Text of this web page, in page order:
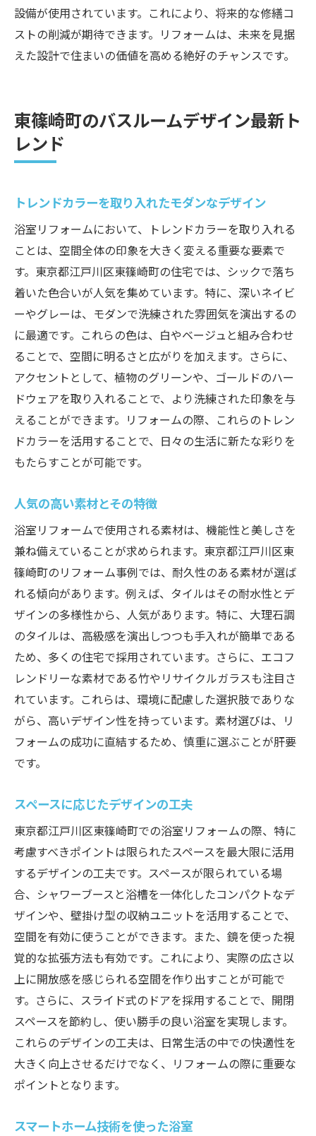
長期的な投資としての設備選び
設備が使用されています。これにより、将来的な修繕コ
ストの削減が期待できます。リフォームは、未来を見据
えた設計で住まいの価値を高める絶好のチャンスです。
東篠崎町のバスルームデザイン最新ト
レンド
トレンドカラーを取り入れたモダンなデザイン
浴室リフォームにおいて、トレンドカラーを取り入れる
ことは、空間全体の印象を大きく変える重要な要素で
す。東京都江戸川区東篠崎町の住宅では、シックで落ち
着いた色合いが人気を集めています。特に、深いネイビ
ーやグレーは、モダンで洗練された雰囲気を演出するの
に最適です。これらの色は、白やベージュと組み合わせ
ることで、空間に明るさと広がりを加えます。さらに、
アクセントとして、植物のグリーンや、ゴールドのハー
ドウェアを取り入れることで、より洗練された印象を与
えることができます。リフォームの際、これらのトレン
ドカラーを活用することで、日々の生活に新たな彩りを
もたらすことが可能です。
人気の高い素材とその特徴
浴室リフォームで使用される素材は、機能性と美しさを
兼ね備えていることが求められます。東京都江戸川区東
篠崎町のリフォーム事例では、耐久性のある素材が選ば
れる傾向があります。例えば、タイルはその耐水性とデ
ザインの多様性から、人気があります。特に、大理石調
のタイルは、高級感を演出しつつも手入れが簡単である
ため、多くの住宅で採用されています。さらに、エコフ
レンドリーな素材である竹やリサイクルガラスも注目さ
れています。これらは、環境に配慮した選択肢でありな
がら、高いデザイン性を持っています。素材選びは、リ
フォームの成功に直結するため、慎重に選ぶことが肝要
です。
スペースに応じたデザインの工夫
東京都江戸川区東篠崎町での浴室リフォームの際、特に
考慮すべきポイントは限られたスペースを最大限に活用
するデザインの工夫です。スペースが限られている場
合、シャワーブースと浴槽を一体化したコンパクトなデ
ザインや、壁掛け型の収納ユニットを活用することで、
空間を有効に使うことができます。また、鏡を使った視
覚的な拡張方法も有効です。これにより、実際の広さ以
上に開放感を感じられる空間を作り出すことが可能で
す。さらに、スライド式のドアを採用することで、開閉
スペースを節約し、使い勝手の良い浴室を実現します。
これらのデザインの工夫は、日常生活の中での快適性を
大きく向上させるだけでなく、リフォームの際に重要な
ポイントとなります。
スマートホーム技術を使った浴室